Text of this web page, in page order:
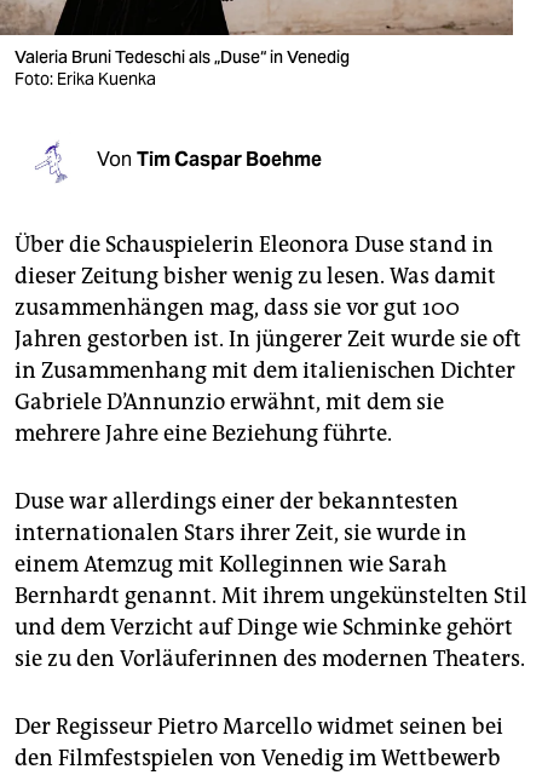
veranstaltungen
shop
unterstützen
genossenschaft
epaper login
Valeria Bruni Tedeschi als „Duse“ in Venedig
Foto: Erika Kuenka
Von Tim Caspar Boehme
Über die Schauspielerin Eleonora Duse stand in
dieser Zeitung bisher wenig zu lesen. Was damit
zusammenhängen mag, dass sie vor gut 100
Jahren gestorben ist. In jüngerer Zeit wurde sie oft
in Zusammenhang mit dem italienischen Dichter
Gabriele D’Annunzio erwähnt, mit dem sie
mehrere Jahre eine Beziehung führte.
Duse war allerdings einer der bekanntesten
internationalen Stars ihrer Zeit, sie wurde in
einem Atemzug mit Kolleginnen wie Sarah
Bernhardt genannt. Mit ihrem ungekünstelten Stil
und dem Verzicht auf Dinge wie Schminke gehört
sie zu den Vorläuferinnen des modernen Theaters.
Der Regisseur Pietro Marcello widmet seinen bei
den Filmfestspielen von Venedig im Wettbewerb